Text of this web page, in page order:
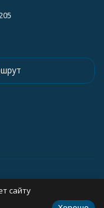
сайту